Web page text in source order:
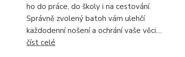
ho do práce, do školy i na cestování.
Správně zvolený batoh vám ulehčí
každodenní nošení a ochrání vaše věci....
číst celé